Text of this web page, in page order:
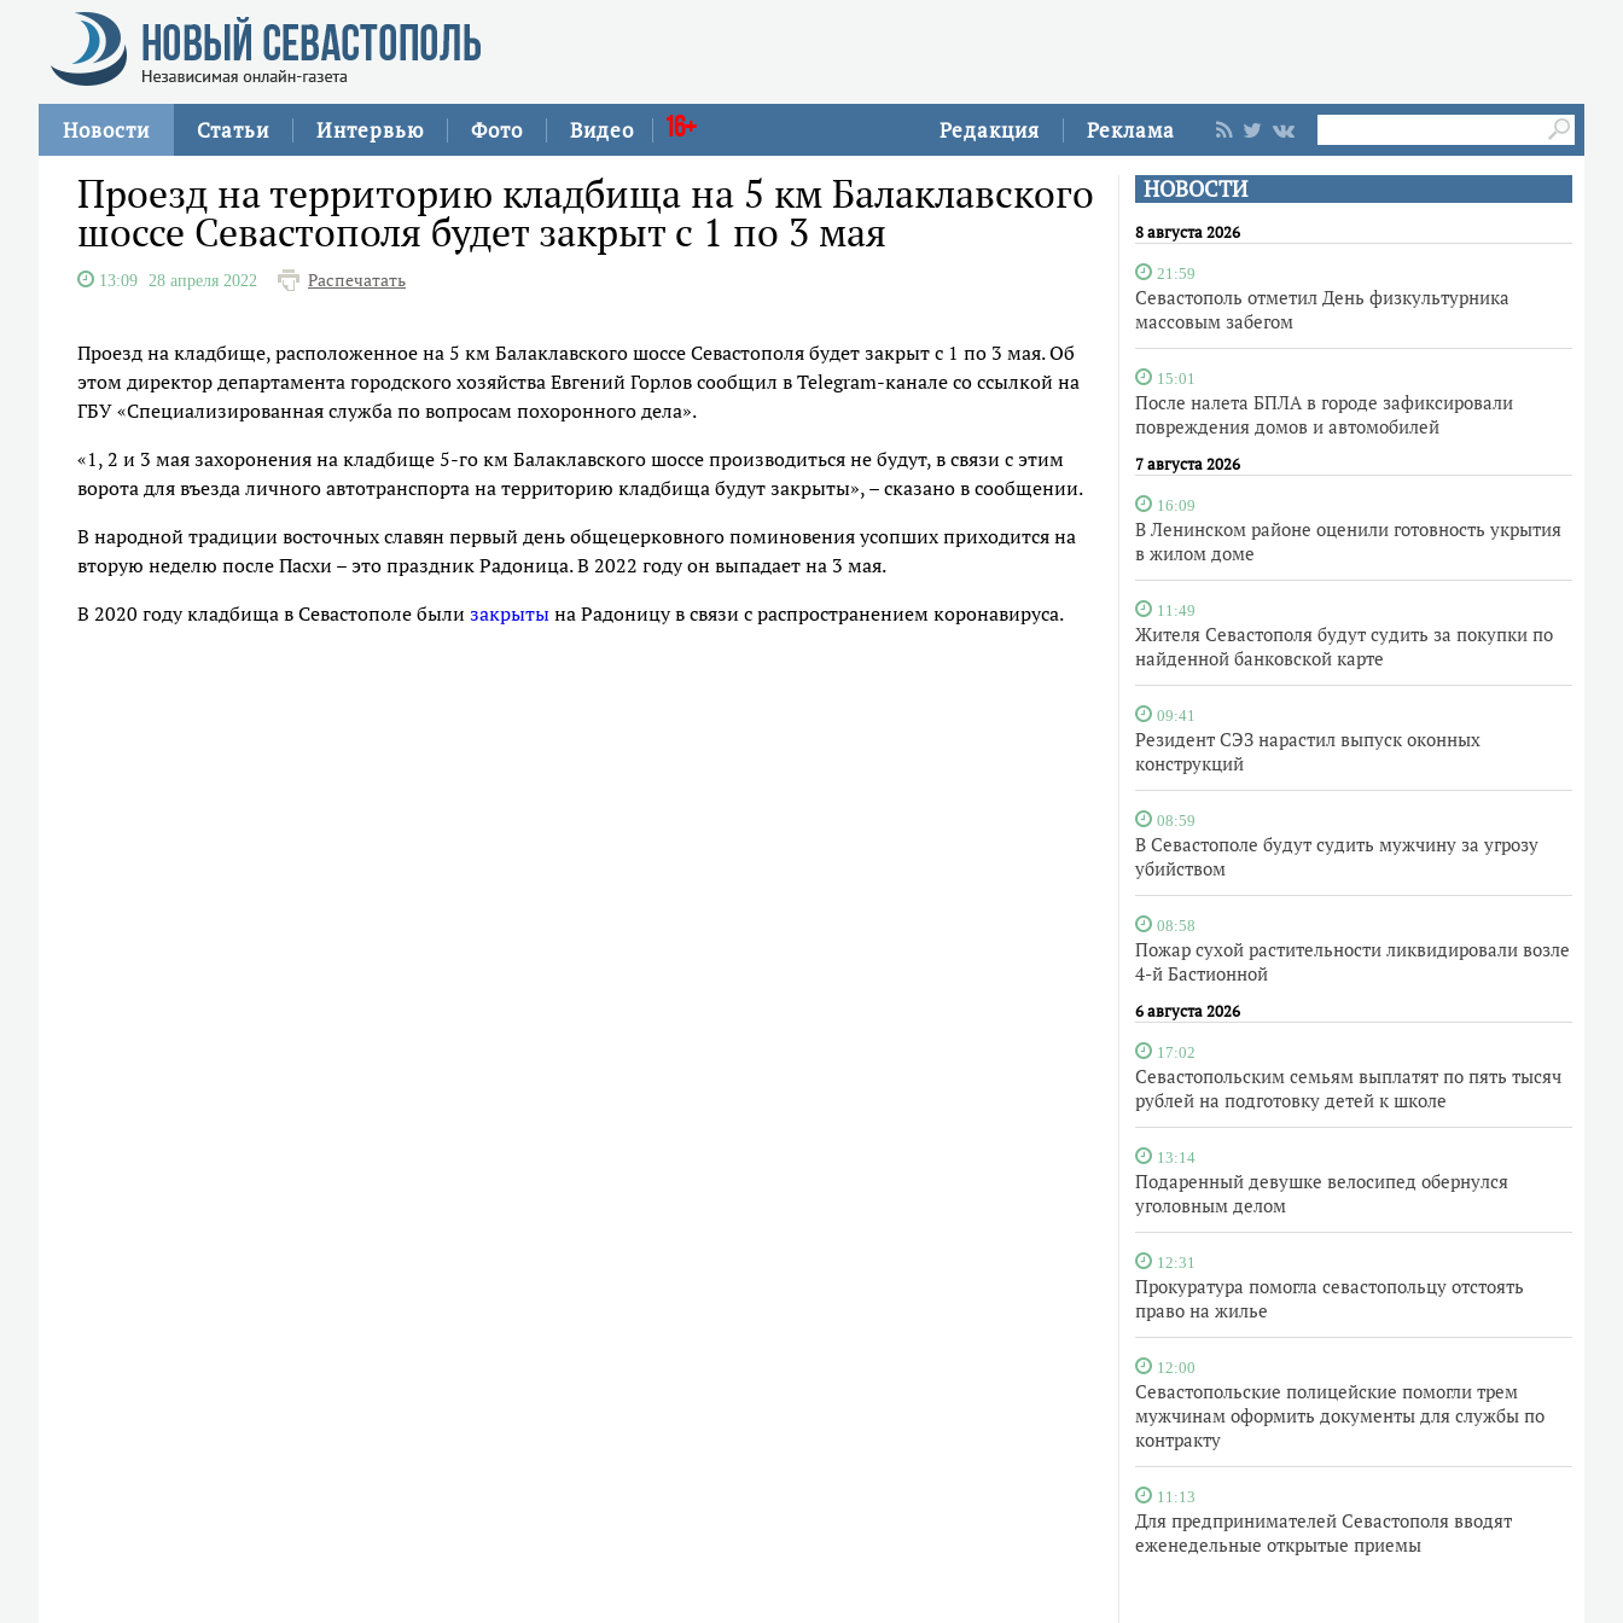
Редакция Реклама
Новости Статьи Интервью Фото Видео 16+
НОВОСТИ
8 августа 2026
21:59
Севастополь отметил День физкультурника
массовым забегом
15:01
После налета БПЛА в городе зафиксировали
повреждения домов и автомобилей
7 августа 2026
16:09
В Ленинском районе оценили готовность укрытия
в жилом доме
11:49
Жителя Севастополя будут судить за покупки по
найденной банковской карте
09:41
Резидент СЭЗ нарастил выпуск оконных
конструкций
08:59
В Севастополе будут судить мужчину за угрозу
убийством
08:58
Пожар сухой растительности ликвидировали возле
4-й Бастионной
6 августа 2026
17:02
Севастопольским семьям выплатят по пять тысяч
рублей на подготовку детей к школе
13:14
Подаренный девушке велосипед обернулся
уголовным делом
12:31
Прокуратура помогла севастопольцу отстоять
право на жилье
12:00
Севастопольские полицейские помогли трем
мужчинам оформить документы для службы по
контракту
11:13
Для предпринимателей Севастополя вводят
еженедельные открытые приемы
Проезд на территорию кладбища на 5 км Балаклавского
шоссе Севастополя будет закрыт с 1 по 3 мая
13:09 28 апреля 2022 Распечатать
Проезд на кладбище, расположенное на 5 км Балаклавского шоссе Севастополя будет закрыт с 1 по 3 мая. Об
этом директор департамента городского хозяйства Евгений Горлов сообщил в Telegram-канале со ссылкой на
ГБУ «Специализированная служба по вопросам похоронного дела».
«1, 2 и 3 мая захоронения на кладбище 5-го км Балаклавского шоссе производиться не будут, в связи с этим
ворота для въезда личного автотранспорта на территорию кладбища будут закрыты», – сказано в сообщении.
В народной традиции восточных славян первый день общецерковного поминовения усопших приходится на
вторую неделю после Пасхи – это праздник Радоница. В 2022 году он выпадает на 3 мая.
В 2020 году кладбища в Севастополе были закрытына Радоницу в связи с распространением коронавируса.